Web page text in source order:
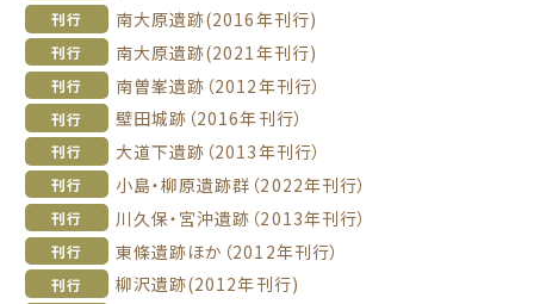
刊行 南大原遺跡(2016年刊行)
刊行 南大原遺跡(2021年刊行)
刊行 南曽峯遺跡（2012年刊行）
刊行 壁田城跡（2016年刊行）
刊行 大道下遺跡（2013年刊行）
刊行 小島・柳原遺跡群（2022年刊行）
刊行 川久保・宮沖遺跡（2013年刊行）
刊行 東條遺跡ほか（2012年刊行）
刊行 柳沢遺跡(2012年刊行)